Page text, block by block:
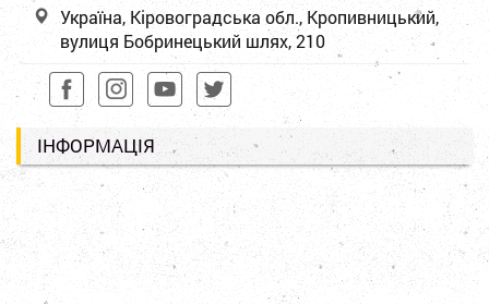
Україна, Кіровоградська обл., Кропивницький,
вулиця Бобринецький шлях, 210
ІНФОРМАЦІЯ